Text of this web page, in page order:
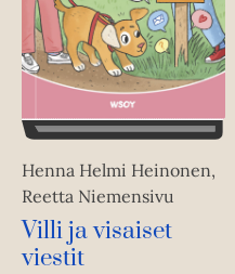
Henna Helmi Heinonen,
Reetta Niemensivu
Villi ja visaiset
viestit